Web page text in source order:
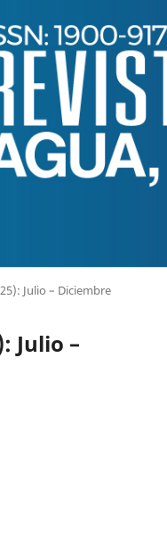
Julio – Diciembre
Julio –